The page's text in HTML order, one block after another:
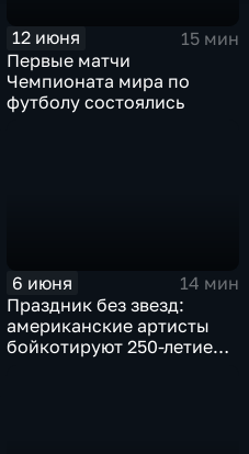
12 июня
15 мин
Первые матчи
Чемпионата мира по
футболу состоялись
6 июня
14 мин
Праздник без звезд:
американские артисты
бойкотируют 250-летие